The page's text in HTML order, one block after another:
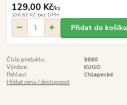
129,00 Kč/ks
106,61 Kč bez DPH
Přidat do košíku
Číslo produktu:
9860
Výrobce:
KUGO
Pohlaví:
Chlapecké
Hlídat cenu / dostupnost